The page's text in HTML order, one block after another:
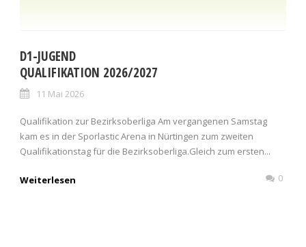
D1-JUGEND
QUALIFIKATION 2026/2027
11 Mai 2026
Qualifikation zur Bezirksoberliga Am vergangenen Samstag
kam es in der Sporlastic Arena in Nürtingen zum zweiten
Qualifikationstag für die Bezirksoberliga.Gleich zum ersten...
Weiterlesen 0